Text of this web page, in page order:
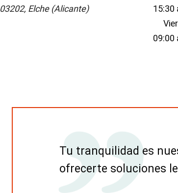
Elche (Alicante)
15:30
09:00
Tu tranquilidad es
ofrecerte soluciones